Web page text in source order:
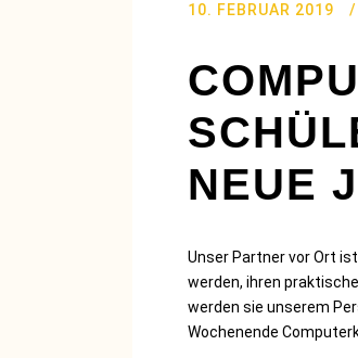
10. FEBRUAR 2019
NEUE
Unser Partner vor Ort
werden, ihren
werden sie unserem
Wochenende